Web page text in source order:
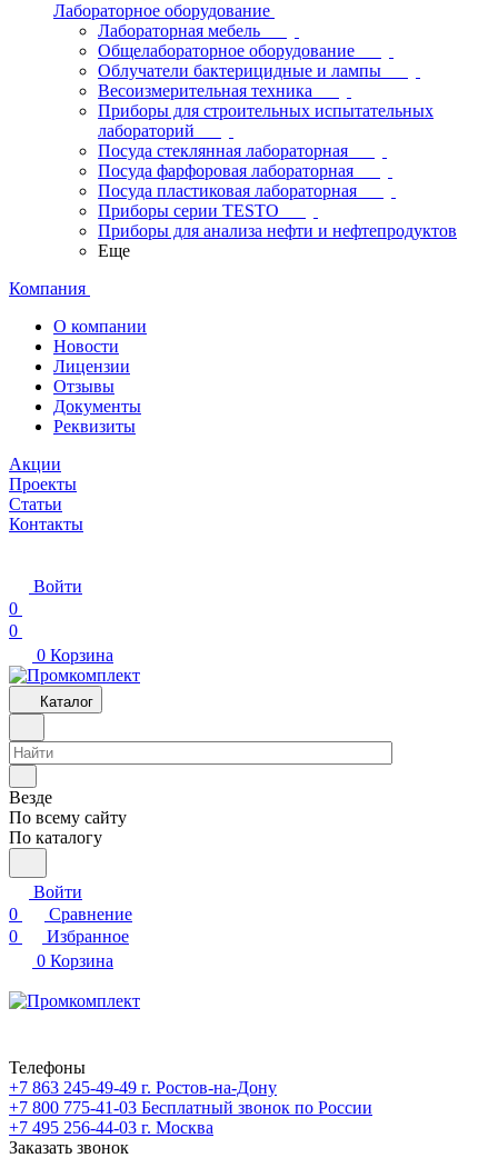
Лабораторное оборудование
Лабораторная мебель
Общелабораторное оборудование
Облучатели бактерицидные и лампы
Весоизмерительная техника
Приборы для строительных испытательных
лабораторий
Посуда стеклянная лабораторная
Посуда фарфоровая лабораторная
Посуда пластиковая лабораторная
Приборы серии TESTO
Приборы для анализа нефти и нефтепродуктов
Еще
Компания
О компании
Новости
Лицензии
Отзывы
Документы
Реквизиты
Акции
Проекты
Статьи
Контакты
Войти
0
0
0 Корзина
Каталог
Везде
По всему сайту
По каталогу
Войти
0
Сравнение
0
Избранное
0 Корзина
Телефоны
+7 863 245-49-49 г. Ростов-на-Дону
+7 800 775-41-03 Бесплатный звонок по России
+7 495 256-44-03 г. Москва
Заказать звонок